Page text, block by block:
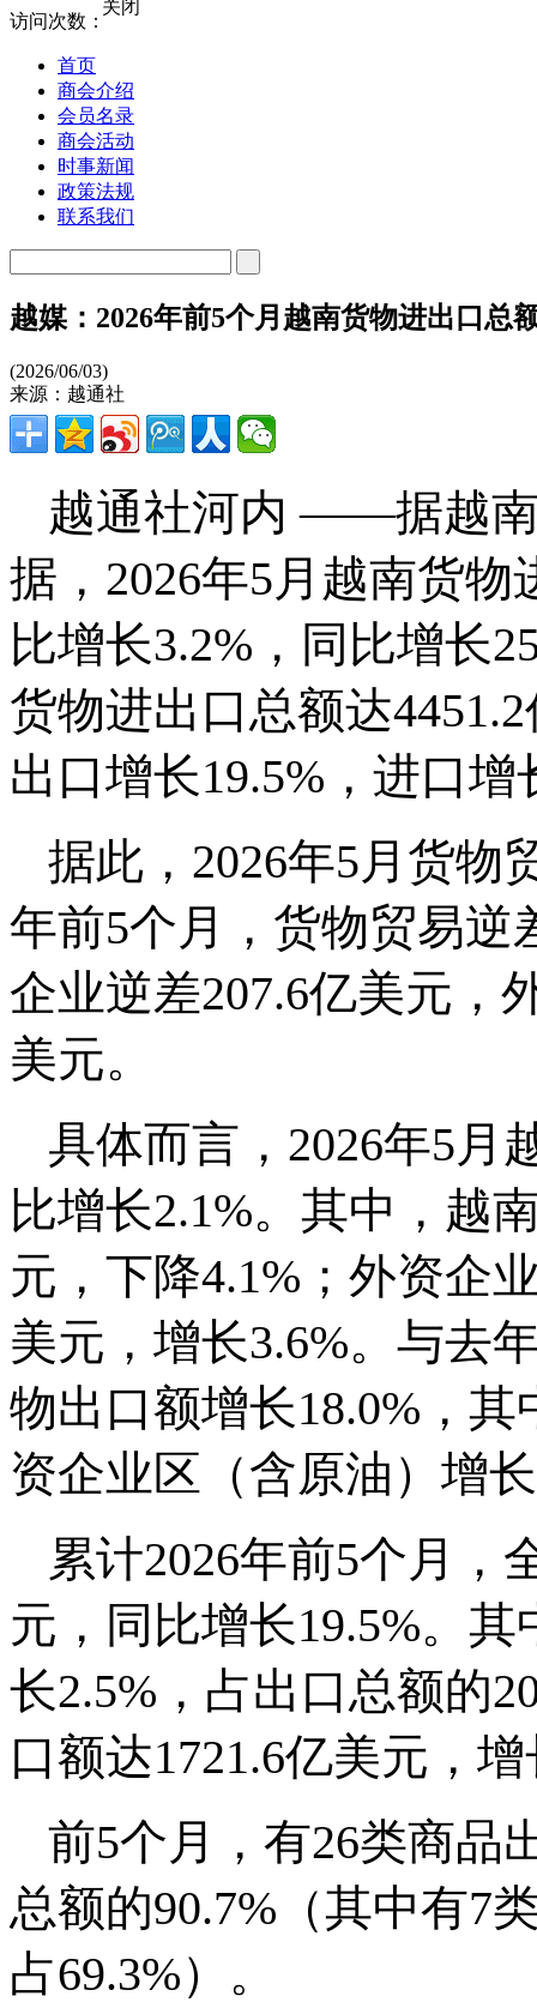
访问次数：
首页
商会介绍
会员名录
商会活动
时事新闻
政策法规
联系我们
越媒：2026年前5个月越南货物进出口总
(2026/06/03)
来源：越通社
越通社河内 ——据越南
据，2026年5月越南货
比增长3.2%，同比增长
货物进出口总额达
出口增长19.5%，进口增
据此，2026年5月货物
年前5个月，货物贸易逆
企业逆差207.6亿美元，
美元。
具体而言，2026年5月
比增长2.1%。其中，越
元，下降4.1%；外资企
美元，增长3.6%。与去
物出口额增长18.0%，
资企业区（含原油）增
累计2026年前5个月，
元，同比增长19.5%。
长2.5%，占出口总额的
口额达1721.6亿美元，
前5个月，有26类商品
总额的90.7%（其中有7
占69.3%）。
关闭